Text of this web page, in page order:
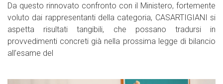
Da questo rinnovato confronto con il Ministero, fortemente
voluto dai rappresentanti della categoria, CASARTIGIANI si
aspetta risultati tangibili, che possano tradursi in
provvedimenti concreti già nella prossima legge di bilancio
all’esame del